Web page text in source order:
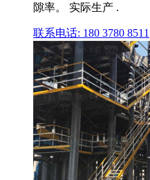
隙率。 实际生产 .
联系电话: 180 3780 8511